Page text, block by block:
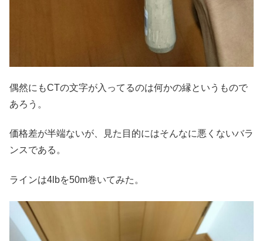
偶然にもCTの文字が入ってるのは何かの縁というもので
あろう。
価格差が半端ないが、見た目的にはそんなに悪くないバラ
ンスである。
ラインは4lbを50m巻いてみた。